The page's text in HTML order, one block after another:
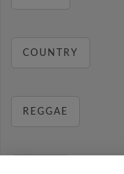
COUNTRY
REGGAE